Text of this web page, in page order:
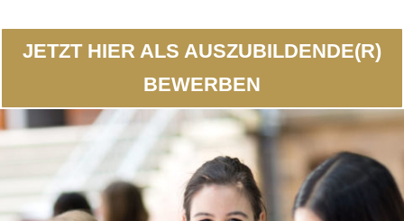
JETZT HIER ALS AUSZUBILDENDE(R)
BEWERBEN